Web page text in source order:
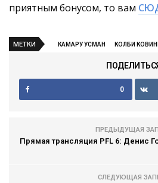
приятным бонусом, то вам
МЕТКИ КАМАРУ УСМАН КОЛБИ
0
ПРЕДЫДУЩАЯ
Прямая трансляция PFL 6: Денис
СЛЕДУЮЩАЯ